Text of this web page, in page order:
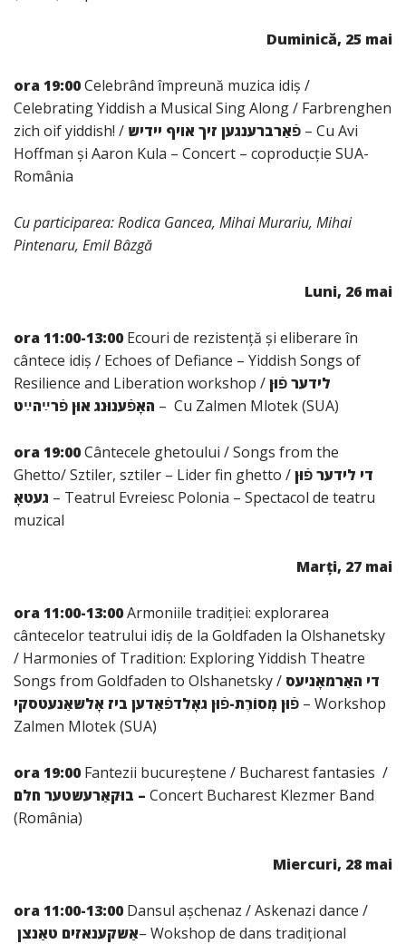
Duminică, 25 mai
ora 19:00Celebrând împreună muzica idiș /
Celebrating Yiddish a Musical Sing Along / Farbrenghen
zich oif yiddish! / פֿאַרברענגען זיך אויף יידיש – Cu Avi
Hoffman și Aaron Kula – Concert – coproducție SUA-
România
Cu participarea:Rodica Gancea, Mihai Murariu, Mihai
Pintenaru, Emil Bâzgă
Luni, 26 mai
ora 11:00-13:00 Ecouri de rezistență și eliberare în
cântece idiș / Echoes of Defiance – Yiddish Songs of
Resilience and Liberation workshop /לידער פֿוּן
האָפֿענוּנג אוּן פֿרײַהײַט – Cu Zalmen Mlotek (SUA)
ora 19:00Cântecele ghetoului / Songs from the
Ghetto/ Sztiler, sztiler – Lider fin ghetto /די לידער פֿוּן
געטאָ – Teatrul Evreiesc Polonia – Spectacol de teatru
muzical
Marți, 27 mai
ora 11:00-13:00Armoniile tradiției: explorarea
cântecelor teatrului idiș de la Goldfaden la Olshanetsky
/ Harmonies of Tradition: Exploring Yiddish Theatre
Songs from Goldfaden to Olshanetsky / די האַרמאָניעס
פֿוּן מָסוֹרֶת-פֿוּן גאָלדפֿאַדען ביז אָלשאַנעטסקי – Workshop
Zalmen Mlotek (SUA)
ora 19:00 Fantezii bucureștene / Bucharest fantasies /
בוּקאַרעשטער חלם – Concert Bucharest Klezmer Band
(România)
Miercuri, 28 mai
ora 11:00-13:00 Dansul așchenaz / Askenazi dance /
אַשקענאזים טאַנצן– Wokshop de dans tradițional